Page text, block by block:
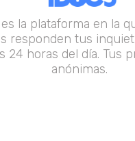
es la plataforma en la
responden tus
24 horas del día. Tus
anónimas.